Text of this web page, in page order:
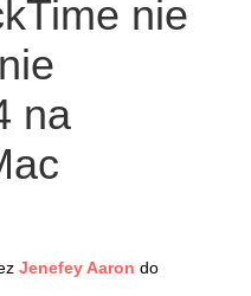
nie
na
Jenefey Aaron do